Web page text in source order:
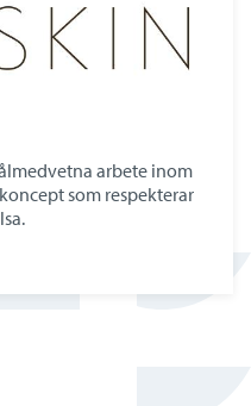
arbete inom
som respekterar